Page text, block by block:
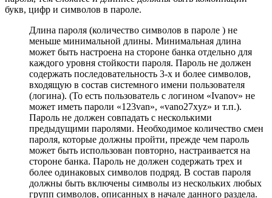
букв, цифр и символов в пароле.
Длина пароля (количество символов в пароле ) не
меньше минимальной длины. Минимальная длина
может быть настроена на стороне банка отдельно для
каждого уровня стойкости пароля. Пароль не должен
содержать последовательность 3-х и более символов,
входящую в состав системного имени пользователя
(логина). (То есть пользователь с логином «Ivanov» не
может иметь пароли «123van», «vano27xyz» и т.п.).
Пароль не должен совпадать с несколькими
предыдущими паролями. Необходимое количество смен
пароля, которые должны пройти, прежде чем пароль
может быть использован повторно, настраивается на
стороне банка. Пароль не должен содержать трех и
более одинаковых символов подряд. В состав пароля
должны быть включены символы из нескольких любых
групп символов, описанных в начале данного раздела.